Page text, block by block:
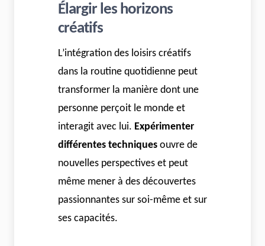
Élargir les horizons
créatifs
L’intégration des loisirs créatifs
dans la routine quotidienne peut
transformer la manière dont une
personne perçoit le monde et
interagit avec lui. Expérimenter
différentes techniques ouvre de
nouvelles perspectives et peut
même mener à des découvertes
passionnantes sur soi-même et sur
ses capacités.